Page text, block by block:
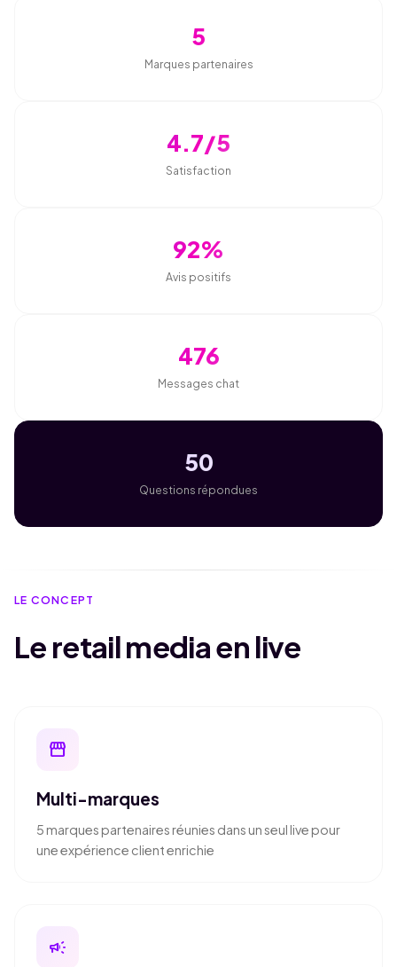
5
Marques partenaires
4.7/5
Satisfaction
92%
Avis positifs
476
Messages chat
50
Questions répondues
LE CONCEPT
Le retail media en live
storefront
Multi-marques
5 marques partenaires réunies dans un seul live pour
une expérience client enrichie
campaign